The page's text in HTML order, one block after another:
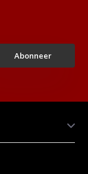
Abonneer